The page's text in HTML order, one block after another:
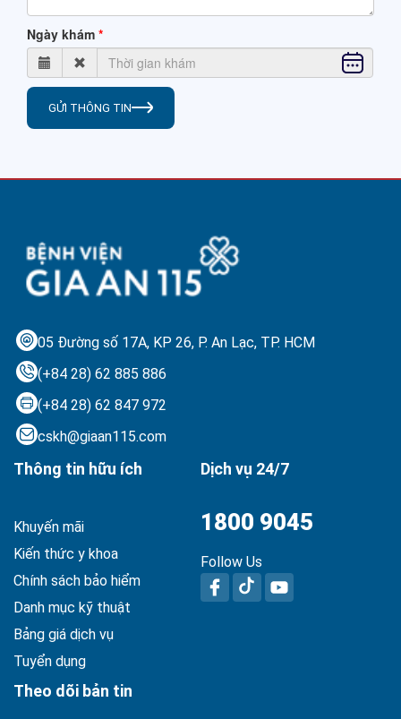
Ngày khám
GỬI THÔNG TIN
05 Đường số 17A, KP 26, P. An Lạc, TP. HCM
(+84 28) 62 885 886
(+84 28) 62 847 972
cskh@giaan115.com
Thông tin hữu ích
Khuyến mãi
Kiến thức y khoa
Chính sách bảo hiểm
Danh mục kỹ thuật
Bảng giá dịch vụ
Tuyển dụng
Dịch vụ 24/7
1800 9045
Follow Us
Theo dõi bản tin